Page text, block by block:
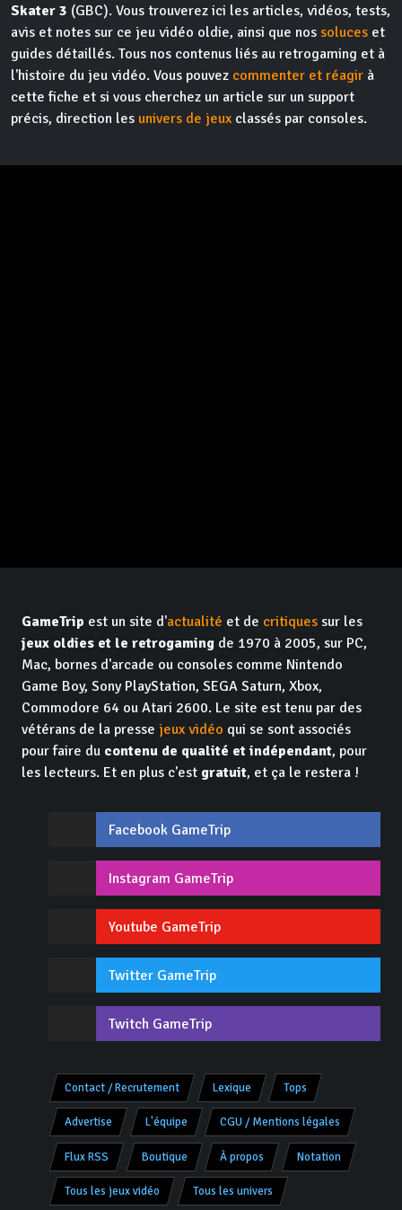
Skater 3 (GBC). Vous trouverez ici les articles, vidéos, tests,
avis et notes sur ce jeu vidéo oldie, ainsi que nos soluces et
guides détaillés. Tous nos contenus liés au retrogaming et à
l'histoire du jeu vidéo. Vous pouvez commenter et réagir à
cette fiche et si vous cherchez un article sur un support
précis, direction les univers de jeux classés par consoles.
GameTrip est un site d'actualité et de critiques sur les
jeux oldies et le retrogaming de 1970 à 2005, sur PC,
Mac, bornes d'arcade ou consoles comme Nintendo
Game Boy, Sony PlayStation, SEGA Saturn, Xbox,
Commodore 64 ou Atari 2600. Le site est tenu par des
vétérans de la presse jeux vidéo qui se sont associés
pour faire du contenu de qualité et indépendant, pour
les lecteurs. Et en plus c'est gratuit, et ça le restera !
Facebook GameTrip
Instagram GameTrip
Youtube GameTrip
Twitter GameTrip
Twitch GameTrip
Contact / Recrutement Lexique Tops
Advertise L'équipe CGU / Mentions légales
Flux RSS Boutique À propos Notation
Tous les jeux vidéo Tous les univers